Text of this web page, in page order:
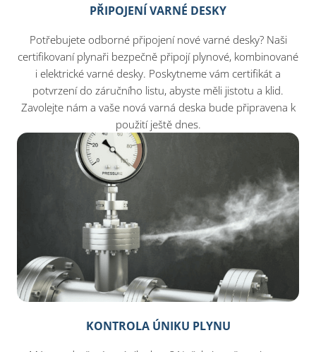
PŘIPOJENÍ VARNÉ DESKY
Potřebujete odborné připojení nové varné desky? Naši
certifikovaní plynaři bezpečně připojí plynové, kombinované
i elektrické varné desky. Poskytneme vám certifikát a
potvrzení do záručního listu, abyste měli jistotu a klid.
Zavolejte nám a vaše nová varná deska bude připravena k
použití ještě dnes.
KONTROLA ÚNIKU PLYNU